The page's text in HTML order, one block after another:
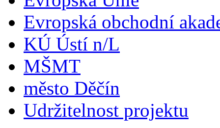
Evropská obchodní
KÚ Ústí n/L
MŠMT
město Děčín
Udržitelnost projektu